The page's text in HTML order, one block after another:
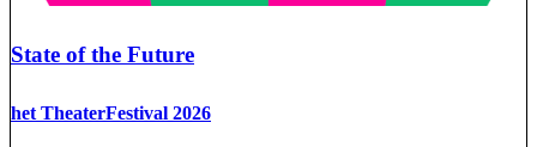
State of the Future
het TheaterFestival 2026